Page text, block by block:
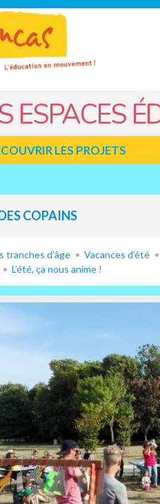
ESPACES
LES PROJETS
COPAINS
tranches d'âge Vacances d’été
L'été, ça nous anime !